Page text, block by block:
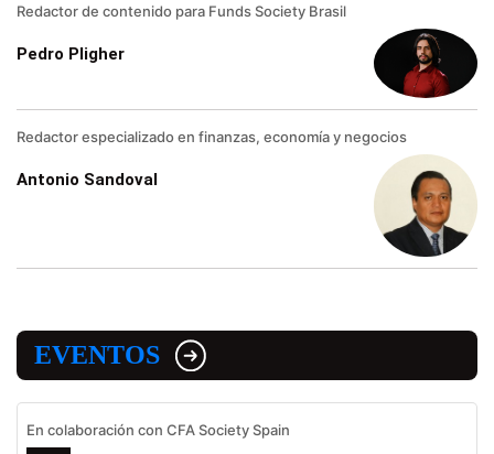
Redactor de contenido para Funds Society Brasil
Pedro Pligher
Redactor especializado en finanzas, economía y negocios
Antonio Sandoval
EVENTOS
En colaboración con CFA Society Spain